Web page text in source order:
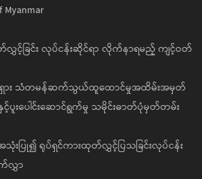
Myanmar
င့်ခြင်း လုပ်ငန်းဆိုင်ရာ လိုက်နာရမည့် ကျင့်ဝတ်
-ရုရှား သံတမန်ဆက်သွယ်ထူထောင်မှုအထိမ်းအမှတ်
နှင့်ပူးပေါင်းဆောင်ရွက်မှု သမိုင်းဓာတ်ပုံမှတ်တမ်း
ြု၍ ရုပ်ရှင်ကားထုတ်လွှင့်ပြသခြင်းလုပ်ငန်း
လွှာ